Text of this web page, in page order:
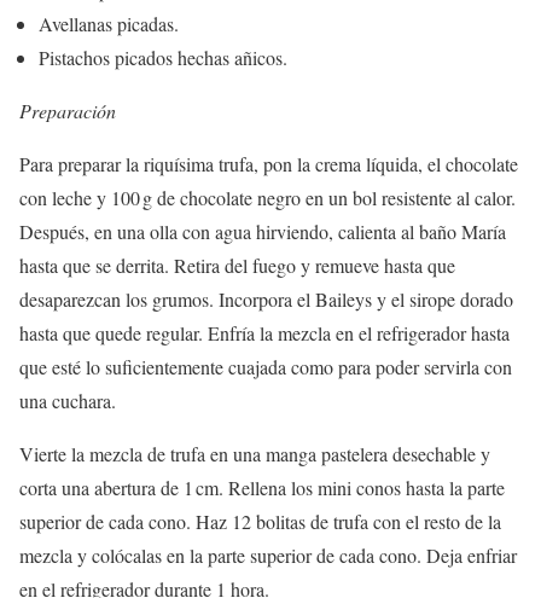
Avellanas picadas.
Pistachos picados hechas añicos.
Preparación
Para preparar la riquísima trufa, pon la crema líquida, el chocolate
con leche y 100 g de chocolate negro en un bol resistente al calor.
Después, en una olla con agua hirviendo, calienta al baño María
hasta que se derrita. Retira del fuego y remueve hasta que
desaparezcan los grumos. Incorpora el Baileys y el sirope dorado
hasta que quede regular. Enfría la mezcla en el refrigerador hasta
que esté lo suficientemente cuajada como para poder servirla con
una cuchara.
Vierte la mezcla de trufa en una manga pastelera desechable y
corta una abertura de 1 cm. Rellena los mini conos hasta la parte
superior de cada cono. Haz 12 bolitas de trufa con el resto de la
mezcla y colócalas en la parte superior de cada cono. Deja enfriar
en el refrigerador durante 1 hora.